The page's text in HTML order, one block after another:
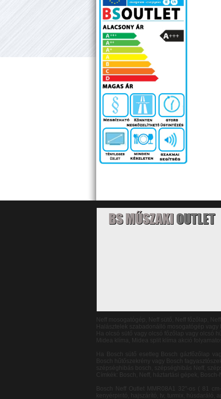
BS MŰSZAKIOUTLET
Neff mosogatógép, Neff sütő, Neff főzőlap,
Halásztelek szabadonálló mosogatógép
Ha olcsó sütő vagy olcsó főzőlap vagy olcsó
Midea klíma, Midea split klíma akció
Ha Bosch sütő esetleg Bosch gázfőzőlap
Bosch hűtőszekrény vagy Bosch
szépséghibás bosch, szépséghibás Neff,
Címkék: Bosch, Neff, háztartási gépek,
Bosch Neff Outlet MMR08A1 32"-os ( 81 cm-es ) képátló Mosógép, hűtő, mosógatógép, páraelszívó, főzőlap, háztartásigép, Outlet, olcsó, akciós, kisgép, robotgép, porszívó, kenyérpiritó, hajszárító, tv, turmix, húsdaráló, aprító, kávéfőző, gázfőzőlap, elöltöltős mosógép, hősugázók, gyümölcs centrifugák, indukciós főzőlapok, Bosch minőség, olcsó Bosch háztartási gépek, Olcsó neff háztartási gép, Bosch neff Outlet PHD2511 32"-os ( 81 cm-es ) képátló Mosógép, hűtő, mosógatógép, páraelszívó, főzőlap, Neff sütő, háztartásigép, Outlet, olcsó, akciós, kisgép, robotgép, porszívó, Midea klíma, kenyérpiritó, hajszárító, tv, turmix, húsdaráló, aprító, kávéfőző, gázfőzőlap, elöltöltős mosógép, hősugázók, gyümölcs centrifugák, indukciós főzőlapok, Bosch minőség, olcsó Bosch háztartási gépek, Olcsó neff háztartási gép, Bosch neff Outlet TDA2630 32"-os ( 81 cm-es ) képátló Mosógép, hűtő, mosógatógép, páraelszívó, főzőlap, háztartásigép, Outlet, olcsó, akciós, kisgép, robotgép, porszívó, kenyérpiritó, hajszárító, tv, turmix, húsdaráló, aprító, kávéfőző, gázfőzőlap, elöltöltős mosógép, hősugázók, gyümölcs centrifugák, Midea klíma, indukciós főzőlapok, Bosch minőség, olcsó Bosch háztartási gépek, Olcsó neff háztartási gép, Bosch Neff Outlet MSM64010 32"-os ( 81 cm-es ) képátló Mosógép, hűtő, mosógatógép, páraelszívó, főzőlap, háztartásigép, Outlet, olcsó, akciós, kisgép, robotgép, porszívó, kenyérpiritó, hajszárító, tv, turmix, húsdaráló, aprító, kávéfőző, gázfőzőlap, elöltöltős mosógép, hősugázók, Midea klíma, gyümölcs centrifugák, indukciós főzőlapok, Bosch minőség, Neff sütő,olcsó Bosch háztartási gépek, Olcsó Neff háztartási gép, Bosch Neff Outlet BSD3030 32"-os ( 81 cm-es ) képátló Mosógép, hűtő, mosógatógép, páraelszívó, főzőlap, háztartásigép, Outlet, olcsó, akciós, kisgép, robotgép, porszívó, kenyérpiritó, hajszárító, tv, turmix, húsdaráló, aprító, kávéfőző, gázfőzőlap, elöltöltős mosógép, hősugázók, gyümölcs centrifugák, indukciós főzőlapok, Bosch minőség, Midea klíma, olcsó Bosch háztartási gépek, Olcsó Neff háztartási gép, Bosch Neff Outlet BGL32510 32"-os ( 81 cm-es ) képátló Mosógép, Neff sütő, hűtő, mosógatógép, páraelszívó, főzőlap, háztartásigép, Outlet, olcsó, akciós, kisgép, robotgép, porszívó, kenyérpiritó, hajszárító, tv, turmix, húsdaráló, aprító, kávéfőző, gázfőzőlap, elöltöltős mosógép, hősugázók, gyümölcs centrifugák, indukciós főzőlapok, Bosch minőség, olcsó Bosch háztartási gépek, Olcsó Neff háztartási gép, Bosch neff Outlet TAT3A011 32"-os (